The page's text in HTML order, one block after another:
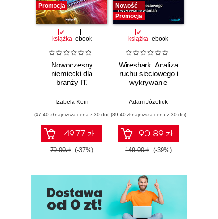
Promocja
książka ebook
Nowoczesny
niemiecki dla
branży IT.
przykłady i
Izabela Kein
(47,40 zł najniższa cena z 30 dni)
49.77 zł
79.00zł (-37%)
Nowość
Promocja
książka ebook
Wireshark. Analiza
ruchu sieciowego i
wykrywanie
Adam Józefiok
(89,40 zł najniższa cena z 30 dni)
90.89 zł
149.00zł (-39%)